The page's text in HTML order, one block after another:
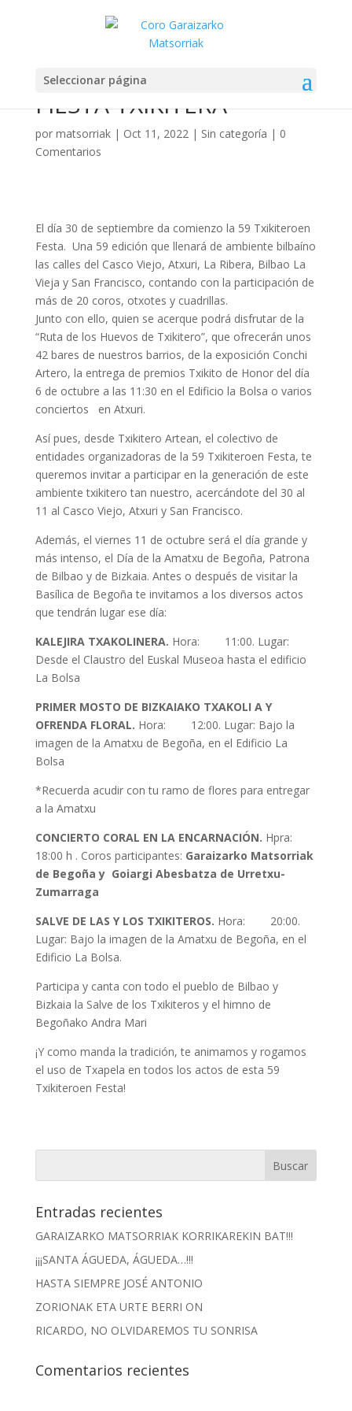
Seleccionar página
LLAMAMIENTO A LA
PARTICIPACIÓN EN LA 59
FIESTA TXIKITERA
por matsorriak| Oct 11, 2022| Sin categoría | 0
Comentarios
El día 30 de septiembre da comienzo la 59 Txikiteroen
Festa. Una 59 edición que llenará de ambiente bilbaíno
las calles del Casco Viejo, Atxuri, La Ribera, Bilbao La
Vieja y San Francisco, contando con la participación de
más de 20 coros, otxotes y cuadrillas.
Junto con ello, quien se acerque podrá disfrutar de la
“Ruta de los Huevos de Txikitero”, que ofrecerán unos
42 bares de nuestros barrios, de la exposición Conchi
Artero, la entrega de premios Txikito de Honor del día
6 de octubre a las 11:30 en el Edificio la Bolsa o varios
conciertos en Atxuri.
Así pues, desde Txikitero Artean, el colectivo de
entidades organizadoras de la 59 Txikiteroen Festa, te
queremos invitar a participar en la generación de este
ambiente txikitero tan nuestro, acercándote del 30 al
11 al Casco Viejo, Atxuri y San Francisco.
Además, el viernes 11 de octubre será el día grande y
más intenso, el Día de la Amatxu de Begoña, Patrona
de Bilbao y de Bizkaia. Antes o después de visitar la
Basílica de Begoña te invitamos a los diversos actos
que tendrán lugar ese día:
KALEJIRA TXAKOLINERA. Hora: 11:00. Lugar:
Desde el Claustro del Euskal Museoa hasta el edificio
La Bolsa
PRIMER MOSTO DE BIZKAIAKO TXAKOLI A Y
OFRENDA FLORAL. Hora: 12:00. Lugar: Bajo la
imagen de la Amatxu de Begoña, en el Edificio La
Bolsa
*Recuerda acudir con tu ramo de flores para entregar
a la Amatxu
CONCIERTO CORAL EN LA ENCARNACIÓN. Hpra:
18:00 h . Coros participantes: Garaizarko Matsorriak
de Begoña y Goiargi Abesbatza de Urretxu-
Zumarraga
SALVE DE LAS Y LOS TXIKITEROS. Hora: 20:00.
Lugar: Bajo la imagen de la Amatxu de Begoña, en el
Edificio La Bolsa.
Participa y canta con todo el pueblo de Bilbao y
Bizkaia la Salve de los Txikiteros y el himno de
Begoñako Andra Mari
¡Y como manda la tradición, te animamos y rogamos
el uso de Txapela en todos los actos de esta 59
Txikiteroen Festa!
Entradas recientes
GARAIZARKO MATSORRIAK KORRIKAREKIN BAT!!!
¡¡¡SANTA ÁGUEDA, ÁGUEDA…!!!
HASTA SIEMPRE JOSÉ ANTONIO
ZORIONAK ETA URTE BERRI ON
RICARDO, NO OLVIDAREMOS TU SONRISA
Comentarios recientes